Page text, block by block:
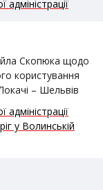
Скопюка щодо
користування
– Шельвів
у Волинській